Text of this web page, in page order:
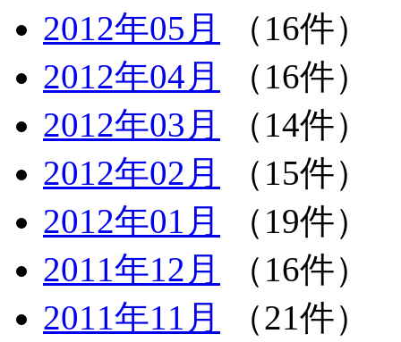
2012年05月
（16件）
2012年04月
（16件）
2012年03月
（14件）
2012年02月
（15件）
2012年01月
（19件）
2011年12月
（16件）
2011年11月
（21件）